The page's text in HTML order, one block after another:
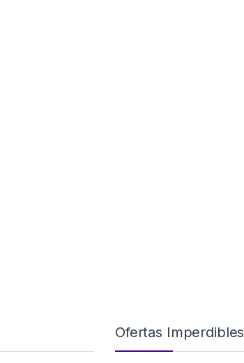
Ofertas Imperdibles